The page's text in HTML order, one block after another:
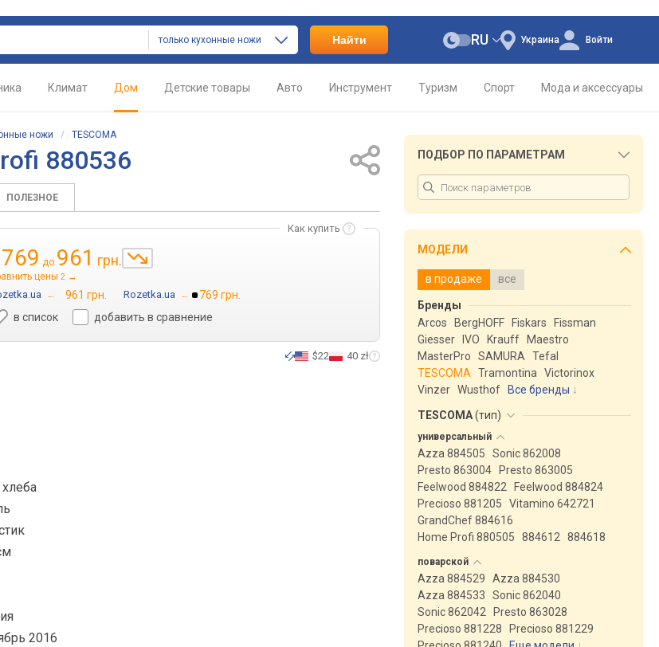
только кухонные ножи Найти Украина
RU Войти
Климат Дом Детские товары Авто Инструмент Туризм Спорт Мода и аксессуары
ножи / TESCOMA
880536
ПОЛЕЗНОЕ
Как купить
769 до 961 грн.
цены 2 →
→ 961 грн. Rozetka.ua →
769 грн.
в список
добавить в сравнение
$22 40 zł
2016
ПОДБОР ПО ПАРАМЕТРАМ
МОДЕЛИ
в продаже все
Бренды
Arcos
BergHOFF Fiskars
Fissman
Giesser
IVO Krauff
Maestro
MasterPro
SAMURA
Tefal
TESCOMA
Tramontina
Victorinox
Vinzer Wusthof
Все бренды
TESCOMA(тип)
универсальный
Azza 884505
Sonic 862008
Presto 863004
Presto 863005
Feelwood 884822
Feelwood 884824
Precioso 881205
Vitamino 642721
GrandChef 884616
Home Profi 880505
884612 884618
поварской
Azza 884529
Azza 884530
Azza 884533
Sonic 862040
Sonic 862042
Presto 863028
Precioso 881228
Precioso 881229